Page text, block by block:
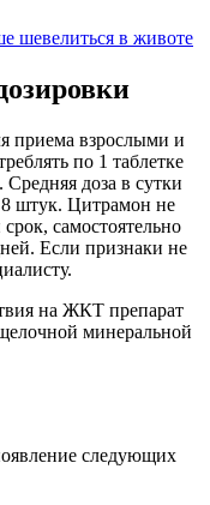
шевелиться в животе
приема взрослыми и
по 1 таблетке
доза в сутки
8 штук. Цитрамон не
самостоятельно
Если признаки не
на ЖКТ препарат
минеральной
следующих